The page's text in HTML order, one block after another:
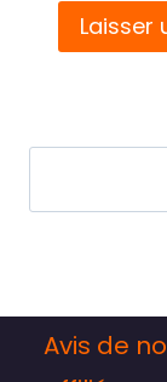
Avis de